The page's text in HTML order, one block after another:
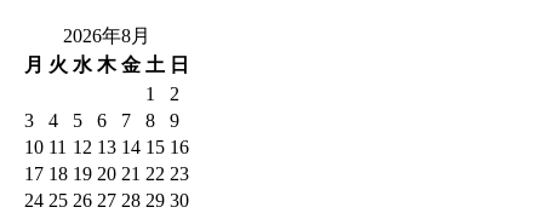
2026年8月
月 火 水 木 金 土 日
1
2
3
4 5 6 7 8
9
10 11 12 13 14 15 16
17 18 19 20 21 22 23
24 25 26 27 28 29 30